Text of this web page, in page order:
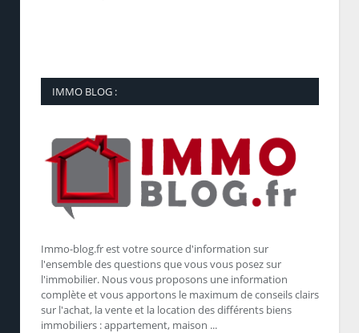
IMMO BLOG :
Immo-blog.fr est votre source d'information sur
l'ensemble des questions que vous vous posez sur
l'immobilier. Nous vous proposons une information
complète et vous apportons le maximum de conseils clairs
sur l'achat, la vente et la location des différents biens
immobiliers : appartement, maison ...